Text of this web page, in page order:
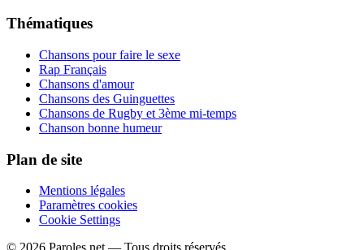
Thématiques
Chansons pour faire le sexe
Rap Français
Chansons d'amour
Chansons des Guinguettes
Chansons de Rugby et 3ème mi-temps
Chanson bonne humeur
Plan de site
Mentions légales
Paramètres cookies
Cookie Settings